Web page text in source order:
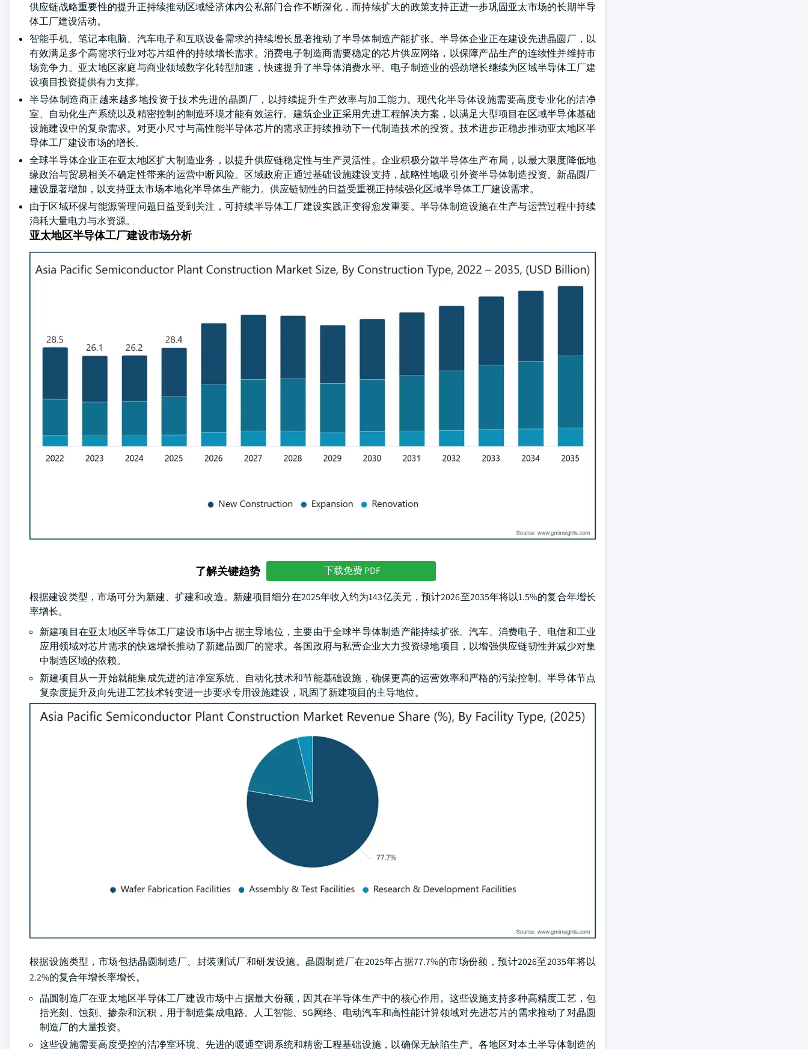
供应链战略重要性的提升正持续推动区域经济体内公私部门合作不断深化，而持续扩大的政策支持正进一步巩固亚太市场的长期半导
体工厂建设活动。
智能手机、笔记本电脑、汽车电子和互联设备需求的持续增长显著推动了半导体制造产能扩张。半导体企业正在建设先进晶圆厂，以
有效满足多个高需求行业对芯片组件的持续增长需求。消费电子制造商需要稳定的芯片供应网络，以保障产品生产的连续性并维持市
场竞争力。亚太地区家庭与商业领域数字化转型加速，快速提升了半导体消费水平。电子制造业的强劲增长继续为区域半导体工厂建
设项目投资提供有力支撑。
半导体制造商正越来越多地投资于技术先进的晶圆厂，以持续提升生产效率与加工能力。现代化半导体设施需要高度专业化的洁净
室、自动化生产系统以及精密控制的制造环境才能有效运行。建筑企业正采用先进工程解决方案，以满足大型项目在区域半导体基础
设施建设中的复杂需求。对更小尺寸与高性能半导体芯片的需求正持续推动下一代制造技术的投资。技术进步正稳步推动亚太地区半
导体工厂建设市场的增长。
全球半导体企业正在亚太地区扩大制造业务，以提升供应链稳定性与生产灵活性。企业积极分散半导体生产布局，以最大限度降低地
缘政治与贸易相关不确定性带来的运营中断风险。区域政府正通过基础设施建设支持，战略性地吸引外资半导体制造投资。新晶圆厂
建设显著增加，以支持亚太市场本地化半导体生产能力。供应链韧性的日益受重视正持续强化区域半导体工厂建设需求。
由于区域环保与能源管理问题日益受到关注，可持续半导体工厂建设实践正变得愈发重要。半导体制造设施在生产与运营过程中持续
消耗大量电力与水资源。
亚太地区半导体工厂建设市场分析
了解关键趋势 下载免费 PDF
根据建设类型，市场可分为新建、扩建和改造。新建项目细分在2025年收入约为143亿美元，预计2026至2035年将以1.5%的复合年增长
率增长。
新建项目在亚太地区半导体工厂建设市场中占据主导地位，主要由于全球半导体制造产能持续扩张。汽车、消费电子、电信和工业
应用领域对芯片需求的快速增长推动了新建晶圆厂的需求。各国政府与私营企业大力投资绿地项目，以增强供应链韧性并减少对集
中制造区域的依赖。
新建项目从一开始就能集成先进的洁净室系统、自动化技术和节能基础设施，确保更高的运营效率和严格的污染控制。半导体节点
复杂度提升及向先进工艺技术转变进一步要求专用设施建设，巩固了新建项目的主导地位。
根据设施类型，市场包括晶圆制造厂、封装测试厂和研发设施。晶圆制造厂在2025年占据77.7%的市场份额，预计2026至2035年将以
2.2%的复合年增长率增长。
晶圆制造厂在亚太地区半导体工厂建设市场中占据最大份额，因其在半导体生产中的核心作用。这些设施支持多种高精度工艺，包
括光刻、蚀刻、掺杂和沉积，用于制造集成电路。人工智能、5G网络、电动汽车和高性能计算领域对先进芯片的需求推动了对晶圆
制造厂的大量投资。
这些设施需要高度受控的洁净室环境、先进的暖通空调系统和精密工程基础设施，以确保无缺陷生产。各地区对本土半导体制造的